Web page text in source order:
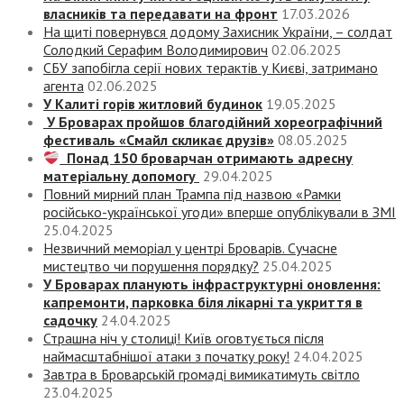
власників та передавати на фронт 17.03.2026
На щиті повернувся додому Захисник України, – солдат
Солодкий Серафим Володимирович 02.06.2025
СБУ запобігла серії нових терактів у Києві, затримано
агента 02.06.2025
У Калиті горів житловий будинок 19.05.2025
У Броварах пройшов благодійний хореографічний
фестиваль «Смайл скликає друзів» 08.05.2025
Понад 150 броварчан отримають адресну
матеріальну допомогу 29.04.2025
Повний мирний план Трампа під назвою «‎Рамки
російсько-української угоди» вперше опублікували в ЗМІ
25.04.2025
Незвичний меморіал у центрі Броварів. Сучасне
мистецтво чи порушення порядку? 25.04.2025
У Броварах планують інфраструктурні оновлення:
капремонти, парковка біля лікарні та укриття в
садочку 24.04.2025
Страшна ніч у столиці! Київ оговтується після
наймасштабнішої атаки з початку року! 24.04.2025
Завтра в Броварській громаді вимикатимуть світло
23.04.2025